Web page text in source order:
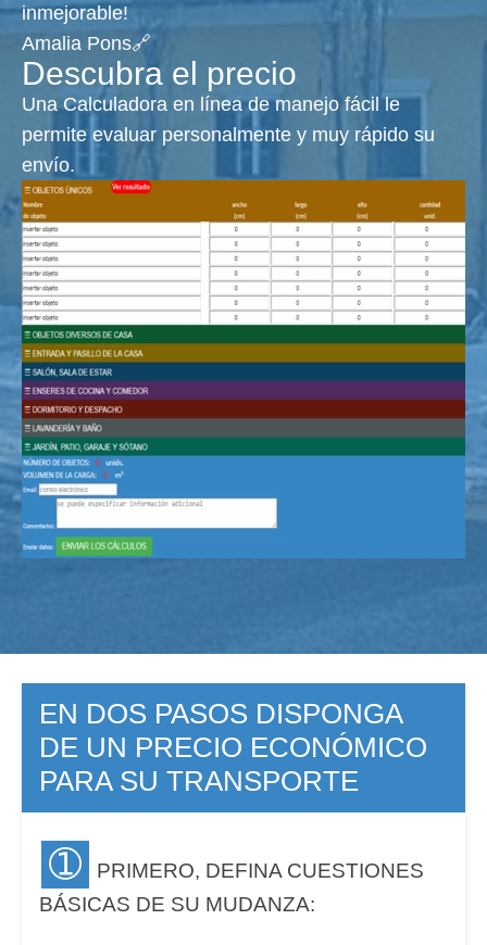
inmejorable!
Amalia Pons🔗
Descubra el precio
Una Calculadora en línea de manejo fácil le
permite evaluar personalmente y muy rápido su
envío.
EN DOS PASOS DISPONGA
DE UN PRECIO ECONÓMICO
PARA SU TRANSPORTE
➀
PRIMERO, DEFINA CUESTIONES
BÁSICAS DE SU MUDANZA: